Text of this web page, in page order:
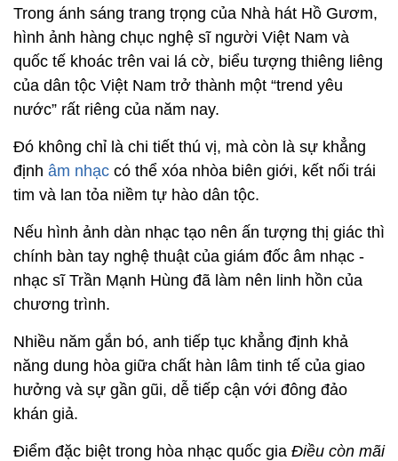
Trong ánh sáng trang trọng của Nhà hát Hồ Gươm,
hình ảnh hàng chục nghệ sĩ người Việt Nam và
quốc tế khoác trên vai lá cờ, biểu tượng thiêng liêng
của dân tộc Việt Nam trở thành một “trend yêu
nước” rất riêng của năm nay.
Đó không chỉ là chi tiết thú vị, mà còn là sự khẳng
định âm nhạc có thể xóa nhòa biên giới, kết nối trái
tim và lan tỏa niềm tự hào dân tộc.
Nếu hình ảnh dàn nhạc tạo nên ấn tượng thị giác thì
chính bàn tay nghệ thuật của giám đốc âm nhạc -
nhạc sĩ Trần Mạnh Hùng đã làm nên linh hồn của
chương trình.
Nhiều năm gắn bó, anh tiếp tục khẳng định khả
năng dung hòa giữa chất hàn lâm tinh tế của giao
hưởng và sự gần gũi, dễ tiếp cận với đông đảo
khán giả.
Điểm đặc biệt trong hòa nhạc quốc gia Điều còn mãi